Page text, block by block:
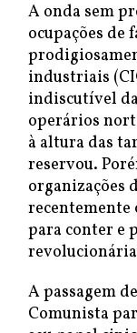
A onda sem
ocupações de
industriais
indiscutível
operários
à altura das
reservou.
organizações
recentemente
para conter e
revolucionária
A passagem
Comunista